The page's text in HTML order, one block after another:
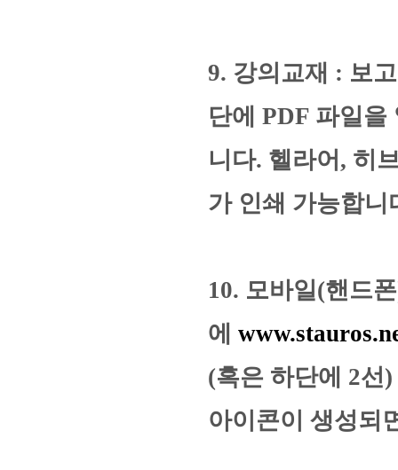
9. 강의교재 : 보
단에 PDF 파일
니다. 헬라어, 히
가 인쇄 가능합
10. 모바일(핸드
에
(혹은 하단에 2선
아이콘이 생성되